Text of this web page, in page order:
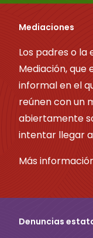
Mediaciones
Los padres o la
Mediación, que
informal en el
reúnen con un
abiertamente
intentar llegar
Más
Denuncias